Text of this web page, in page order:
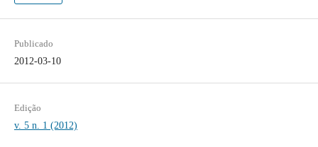
Publicado
2012-03-10
Edição
v. 5 n. 1 (2012)